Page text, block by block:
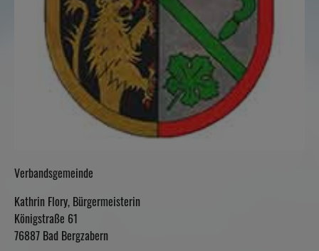
Verbandsgemeinde
Kathrin Flory, Bürgermeisterin
Königstraße 61
76887 Bad Bergzabern